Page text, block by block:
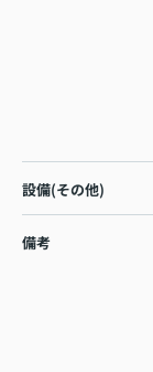
設備(その他)
備考